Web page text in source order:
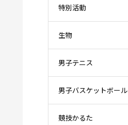
特別活動
生物
男子テニス
男子バスケットボール
競技かるた